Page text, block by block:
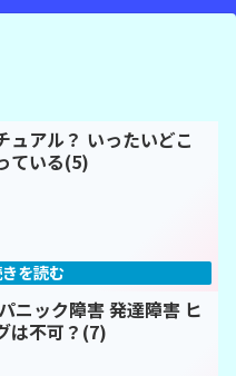
ュアル？ いったいどこ
ている(5)
ク障害 発達障害 ヒ
は不可？(7)